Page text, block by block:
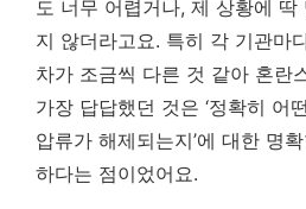
도 너무 어렵거나, 제 상황에
지 않더라고요. 특히 각 기관마
차가 조금씩 다른 것 같아 혼란
가장 답답했던 것은 ‘정확히 어
압류가 해제되는지’에 대한 명
하다는 점이었어요.